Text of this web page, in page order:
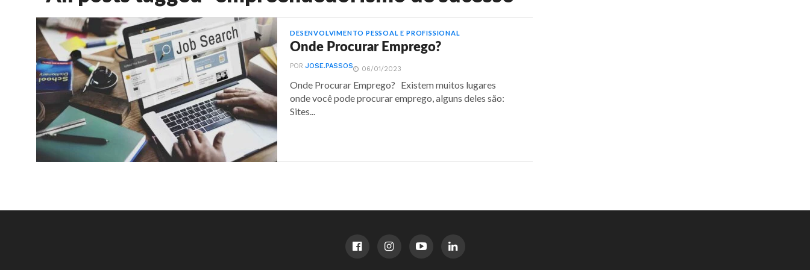
DESENVOLVIMENTO PESSOAL E PROFISSIONAL
Onde Procurar Emprego?
PORJOSE.PASSOS 06/01/2023
Onde Procurar Emprego? Existem muitos lugares
onde você pode procurar emprego, alguns deles são:
Sites...